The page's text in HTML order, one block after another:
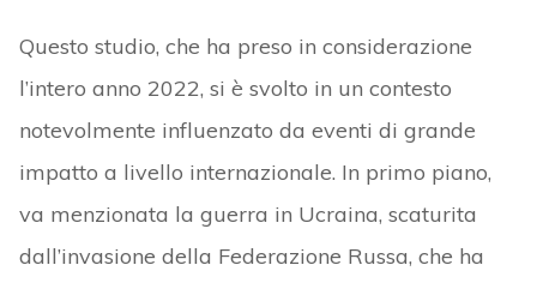
Questo studio, che ha preso in considerazione
l’intero anno 2022, si è svolto in un contesto
notevolmente influenzato da eventi di grande
impatto a livello internazionale. In primo piano,
va menzionata la guerra in Ucraina, scaturita
dall’invasione della Federazione Russa, che ha